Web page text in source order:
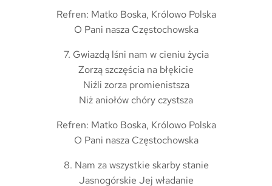
Refren: Matko Boska, Królowo Polska
O Pani nasza Częstochowska
7. Gwiazdą lśni nam w cieniu życia
Zorzą szczęścia na błękicie
Niźli zorza promienistsza
Niż aniołów chóry czystsza
Refren: Matko Boska, Królowo Polska
O Pani nasza Częstochowska
8. Nam za wszystkie skarby stanie
Jasnogórskie Jej władanie